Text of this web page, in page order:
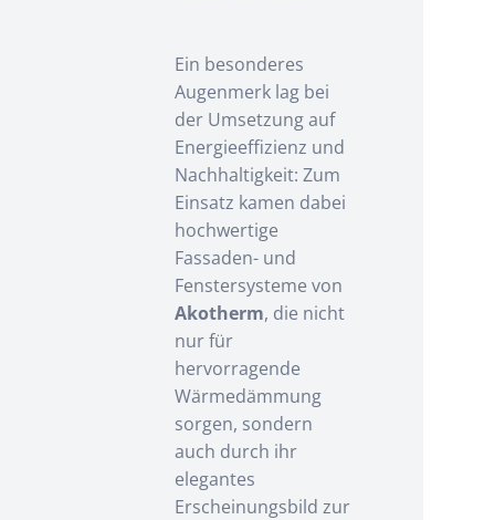
Ein besonderes
Augenmerk lag bei
der Umsetzung auf
Energieeffizienz und
Nachhaltigkeit: Zum
Einsatz kamen dabei
hochwertige
Fassaden- und
Fenstersysteme von
Akotherm, die nicht
nur für
hervorragende
Wärmedämmung
sorgen, sondern
auch durch ihr
elegantes
Erscheinungsbild zur